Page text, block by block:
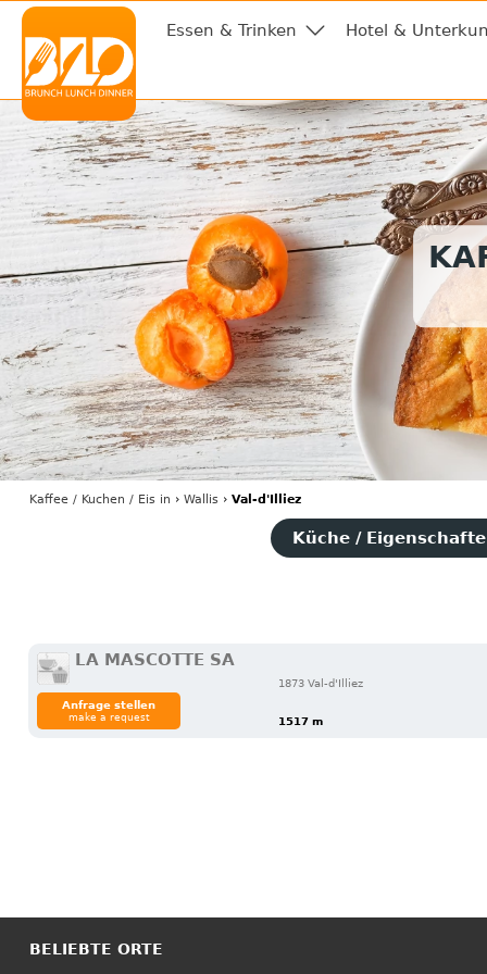
Essen & Trinken Hotel &
Kaffee / Kuchen / Eis in › Wallis › Val-d'Illiez
Küche /
LA MASCOTTE SA
1873 Val-d'Illiez
1517 m
Anfrage stellen
make a request
BELIEBTE ORTE